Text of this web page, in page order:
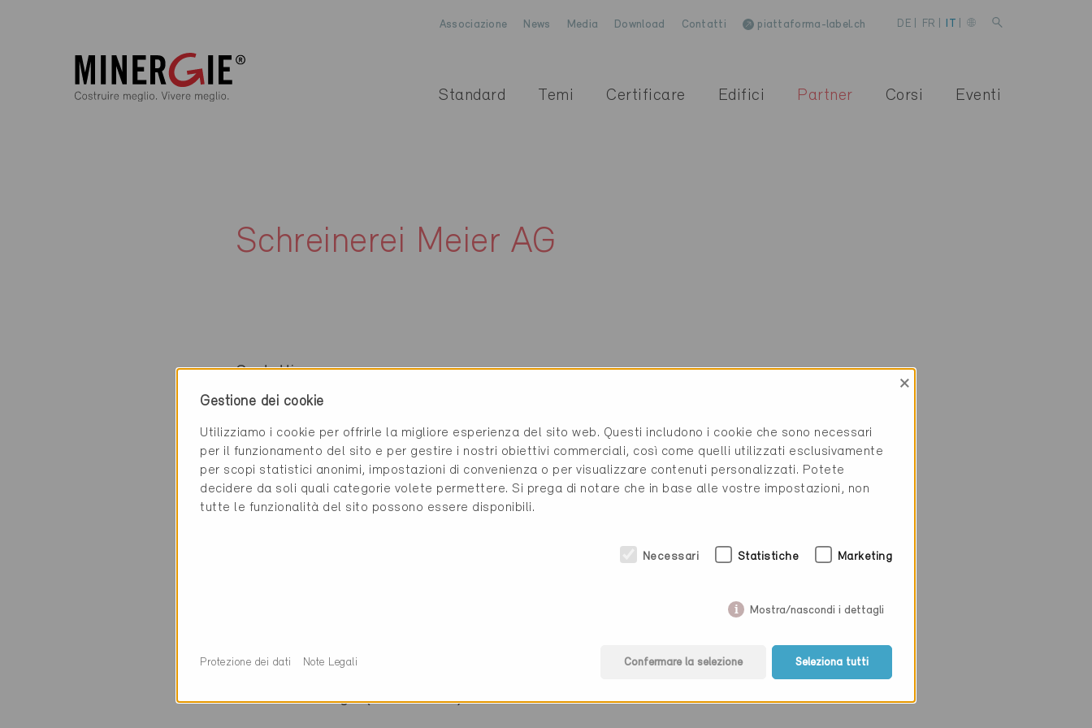
Associazione News Media Download Contatti piattaforma-label.ch DE FR IT
Standard Temi Certificare Edifici Partner Corsi Eventi
Schreinerei Meier AG
Contatti
Berghofstrasse 2
6144 Zell
info@schreinerei-meier.ch
www.schreinerei-meier.ch
0 Edifici Minergie (0 Certificati)
Gestione dei cookie
×
Utilizziamo i cookie per offrirle la migliore esperienza del sito web. Questi includono i cookie che sono necessari
per il funzionamento del sito e per gestire i nostri obiettivi commerciali, così come quelli utilizzati esclusivamente
per scopi statistici anonimi, impostazioni di convenienza o per visualizzare contenuti personalizzati. Potete
decidere da soli quali categorie volete permettere. Si prega di notare che in base alle vostre impostazioni, non
tutte le funzionalità del sito possono essere disponibili.
Necessari Statistiche Marketing
Mostra/nascondi i dettagli
Confermare la selezione Seleziona tutti
Protezione dei dati Note Legali